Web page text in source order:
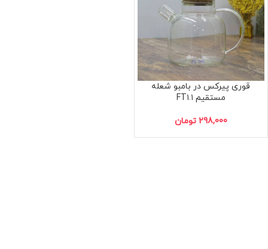
قوری پیرکس در بامبو شعله
مستقیم FT۱.۱
298,000 تومان